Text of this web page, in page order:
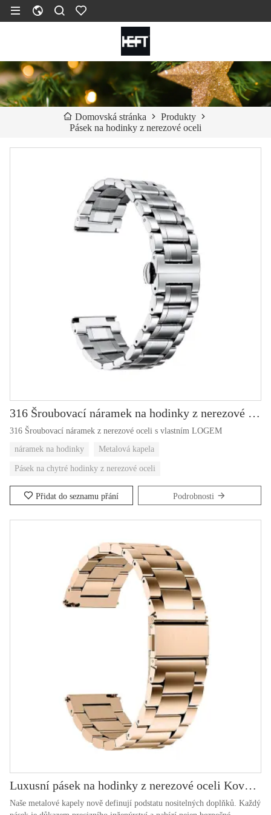
Domovská stránka
Produkty
Pásek na hodinky z nerezové oceli
316 Šroubovací náramek na hodinky z nerezové oceli s LOGEM
316 Šroubovací náramek z nerezové oceli s vlastním LOGEM
náramek na hodinky
Metalová kapela
Pásek na chytré hodinky z nerezové oceli
Přidat do seznamu přání Podrobnosti
Luxusní pásek na hodinky z nerezové oceli Kovový pásek
Naše metalové kapely nově definují podstatu nositelných doplňků. Každý